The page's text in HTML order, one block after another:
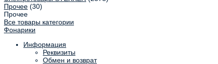
Прочее (30)
Прочее
Все товары категории
Фонарики
Информация
Реквизиты
Обмен и возврат